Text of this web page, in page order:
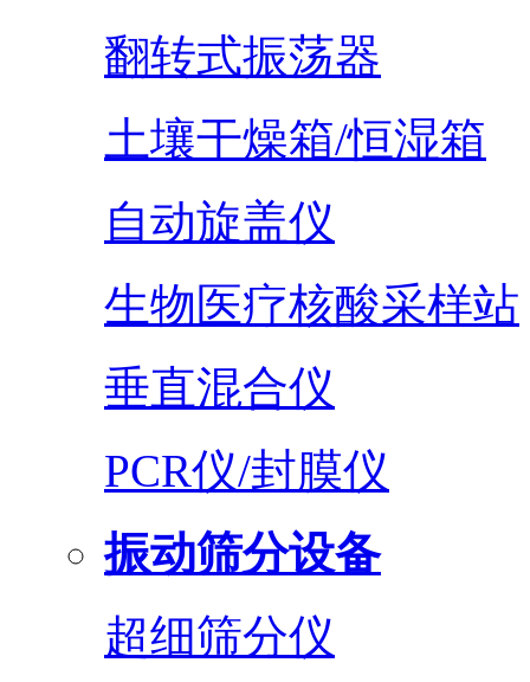
翻转式振荡器
土壤干燥箱/恒湿箱
自动旋盖仪
生物医疗核酸采样站
垂直混合仪
PCR仪/封膜仪
振动筛分设备
超细筛分仪